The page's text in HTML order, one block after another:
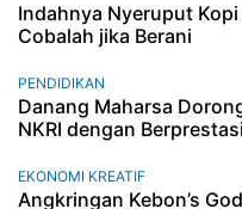
Indahnya Nyeruput
Cobalah jika Berani
PENDIDIKAN
Danang Maharsa
NKRI dengan Berprestasi
EKONOMI KREATIF
Angkringan Kebon’s